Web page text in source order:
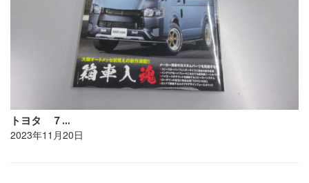
トヨタ ７…
2023年11月20日